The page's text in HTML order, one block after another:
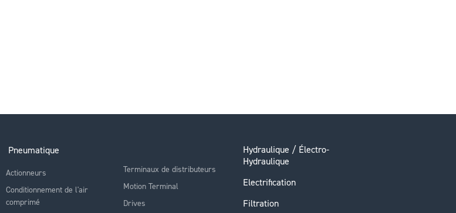
Pneumatique
Actionneurs
Conditionnement de l'air
comprimé
Terminaux de distributeurs
Motion Terminal
Drives
Hydraulique / Électro-
Hydraulique
Electrification
Filtration